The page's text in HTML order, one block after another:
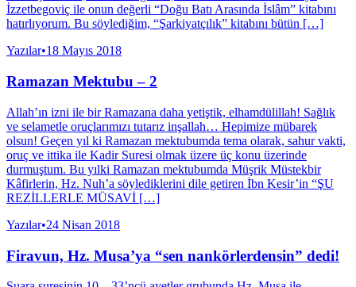
İzzetbegoviç ile onun değerli “Doğu Batı Arasında İslâm” kitabını
hatırlıyorum. Bu söylediğim, “Şarkiyatçılık” kitabını bütün […]
Yazılar•18 Mayıs 2018
Ramazan Mektubu – 2
Allah’ın izni ile bir Ramazana daha yetiştik, elhamdülillah! Sağlık
ve selametle oruçlarımızı tutarız inşallah… Hepimize mübarek
olsun! Geçen yıl ki Ramazan mektubumda tema olarak, sahur vakti,
oruç ve ittika ile Kadir Suresi olmak üzere üç konu üzerinde
durmuştum. Bu yılki Ramazan mektubumda Müşrik Müstekbir
Kâfirlerin, Hz. Nuh’a söylediklerini dile getiren İbn Kesir’in “ŞU
REZİLLERLE MÜSAVİ […]
Yazılar•24 Nisan 2018
Firavun, Hz. Musa’ya “sen nankörlerdensin” dedi!